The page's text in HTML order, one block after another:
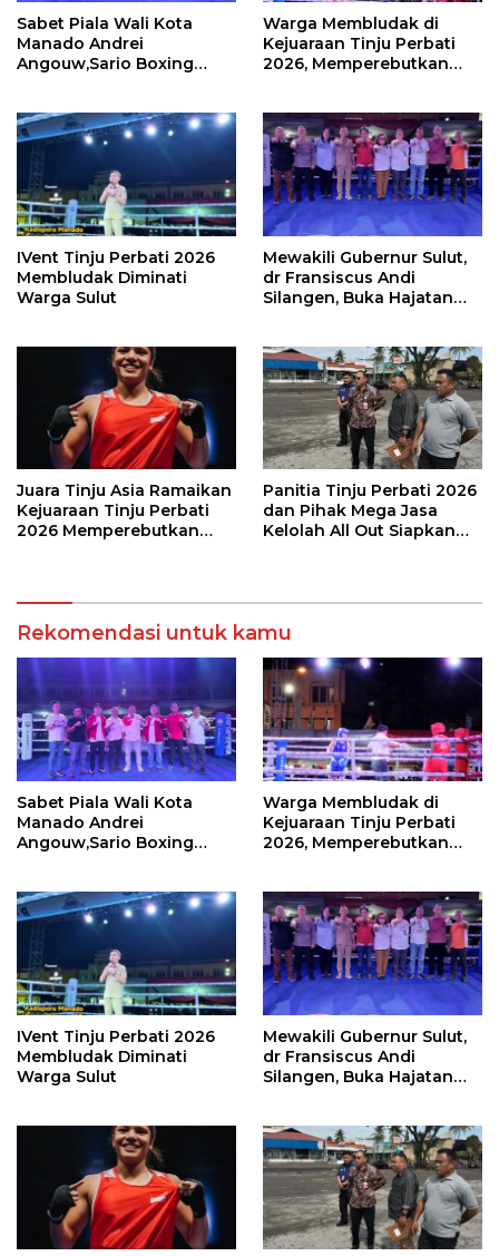
Sabet Piala Wali Kota
Manado Andrei
Angouw,Sario Boxing
Warga Membludak di
Kejuaraan Tinju Perbati
2026, Memperebutkan
IVent Tinju Perbati 2026
Membludak Diminati
Warga Sulut
Mewakili Gubernur Sulut,
dr Fransiscus Andi
Silangen, Buka Hajatan
Wali Kota Manado
Juara Tinju Asia Ramaikan
Kejuaraan Tinju Perbati
2026 Memperebutkan
Panitia Tinju Perbati 2026
dan Pihak Mega Jasa
Kelolah All Out Siapkan
Rekomendasi untuk kamu
Sabet Piala Wali Kota
Manado Andrei
Angouw,Sario Boxing
Warga Membludak di
Kejuaraan Tinju Perbati
2026, Memperebutkan
IVent Tinju Perbati 2026
Membludak Diminati
Warga Sulut
Mewakili Gubernur Sulut,
dr Fransiscus Andi
Silangen, Buka Hajatan
Wali Kota Manado